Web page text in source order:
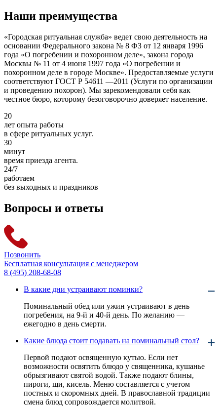
Наши преимущества
«Городская ритуальная служба» ведет свою деятельность на
основании Федерального закона № 8 ФЗ от 12 января 1996
года «О погребении и похоронном деле», закона города
Москвы № 11 от 4 июня 1997 года «О погребении и
похоронном деле в городе Москве». Предоставляемые услуги
соответствуют ГОСТ Р 54611 —2011 (Услуги по организации
и проведению похорон). Мы зарекомендовали себя как
честное бюро, которому безоговорочно доверяет население.
20
лет опыта работы
в сфере ритуальных услуг.
30
минут
время приезда агента.
24/7
работаем
без выходных и праздников
Вопросы и ответы
Позвонить
Бесплатная консультация с менеджером
8 (495) 208-68-08
В какие дни устраивают поминки?
Поминальный обед или ужин устраивают в день
погребения, на 9-й и 40-й день. По желанию —
ежегодно в день смерти.
Какие блюда стоит подавать на поминальный стол?
Первой подают освященную кутью. Если нет
возможности освятить блюдо у священника, кушанье
обрызгивают святой водой. Также подают блины,
пироги, щи, кисель. Меню составляется с учетом
постных и скоромных дней. В православной традиции
смена блюд сопровождается молитвой.